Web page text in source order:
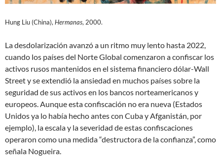
Hung Liu (China),Hermanas, 2000.
La desdolarización avanzó a un ritmo muy lento hasta 2022,
cuando los países del Norte Global comenzaron a confiscar los
activos rusos mantenidos en el sistema financiero dólar-Wall
Street y se extendió la ansiedad en muchos países sobre la
seguridad de sus activos en los bancos norteamericanos y
europeos. Aunque esta confiscación no era nueva (Estados
Unidos ya lo había hecho antes con Cuba y Afganistán, por
ejemplo), la escala y la severidad de estas confiscaciones
operaron como una medida “destructora de la confianza”, como
señala Nogueira.